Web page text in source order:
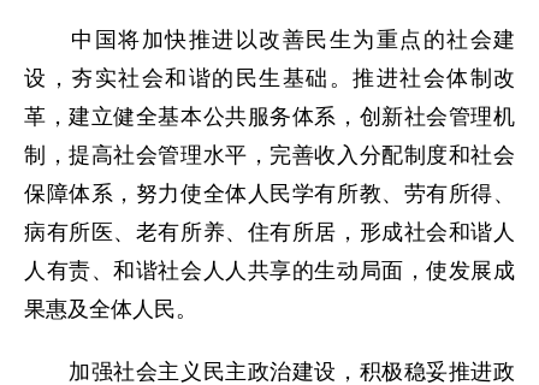
中国将加快推进以改善民生为重点的社会建
设，夯实社会和谐的民生基础。推进社会体制改
革，建立健全基本公共服务体系，创新社会管理机
制，提高社会管理水平，完善收入分配制度和社会
保障体系，努力使全体人民学有所教、劳有所得、
病有所医、老有所养、住有所居，形成社会和谐人
人有责、和谐社会人人共享的生动局面，使发展成
果惠及全体人民。
加强社会主义民主政治建设，积极稳妥推进政